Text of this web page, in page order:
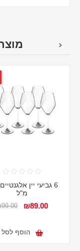
מ"ל
₪89.00
הוסף לסל